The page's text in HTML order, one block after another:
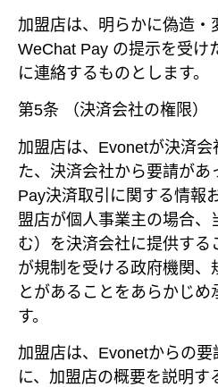
加盟店は、明らかに偽造・
WeChat Pay の提示を受け
に連絡するものとします。
第5条 （決済会社の権限）
加盟店は、Evonetが決済
た、決済会社から要請があ
Pay決済取引に関する情報
盟店が個人事業主の場合、
む）を決済会社に提供する
が規制を受ける政府機関、
とがあることをあらかじめ
す。
加盟店は、Evonetからの
に、加盟店の概要を説明す